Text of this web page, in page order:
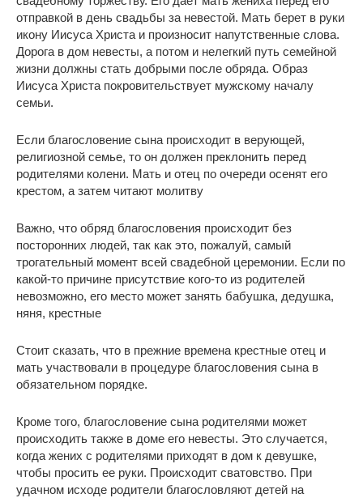
отправкой в день свадьбы за невестой. Мать берет в руки
икону Иисуса Христа и произносит напутственные слова.
Дорога в дом невесты, а потом и нелегкий путь семейной
жизни должны стать добрыми после обряда. Образ
Иисуса Христа покровительствует мужскому началу
семьи.
Если благословение сына происходит в верующей,
религиозной семье, то он должен преклонить перед
родителями колени. Мать и отец по очереди осенят его
крестом, а затем читают молитву
Важно, что обряд благословения происходит без
посторонних людей, так как это, пожалуй, самый
трогательный момент всей свадебной церемонии. Если по
какой-то причине присутствие кого-то из родителей
невозможно, его место может занять бабушка, дедушка,
няня, крестные
Стоит сказать, что в прежние времена крестные отец и
мать участвовали в процедуре благословения сына в
обязательном порядке.
Кроме того, благословение сына родителями может
происходить также в доме его невесты. Это случается,
когда жених с родителями приходят в дом к девушке,
чтобы просить ее руки. Происходит сватовство. При
удачном исходе родители благословляют детей на